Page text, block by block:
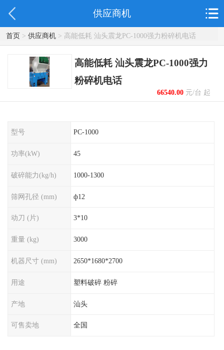
供应商机
首页> 供应商机> 高能低耗 汕头震龙PC-1000强力粉碎机电话
高能低耗 汕头震龙PC-1000强力
粉碎机电话
66540.00元/台 起
型号 PC-1000
功率(kW) 45
破碎能力(kg/h) 1000-1300
筛网孔径 (mm) ф12
动刀 (片) 3*10
重量 (kg) 3000
机器尺寸 (mm) 2650*1680*2700
用途 塑料破碎 粉碎
产地 汕头
可售卖地 全国